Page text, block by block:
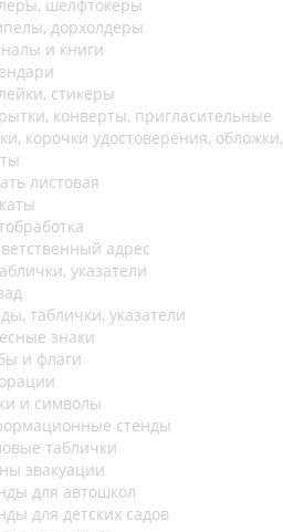
шелфтокеры
дорхолдеры
и книги
стикеры
конверты, пригласительные
корочки удостоверения, обложки,
листовая
адрес
указатели
таблички, указатели
знаки
и флаги
и символы
стенды
таблички
эвакуации
для автошкол
для детских садов